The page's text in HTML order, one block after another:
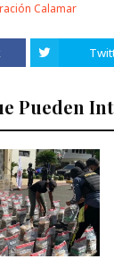
Calamar
Pueden